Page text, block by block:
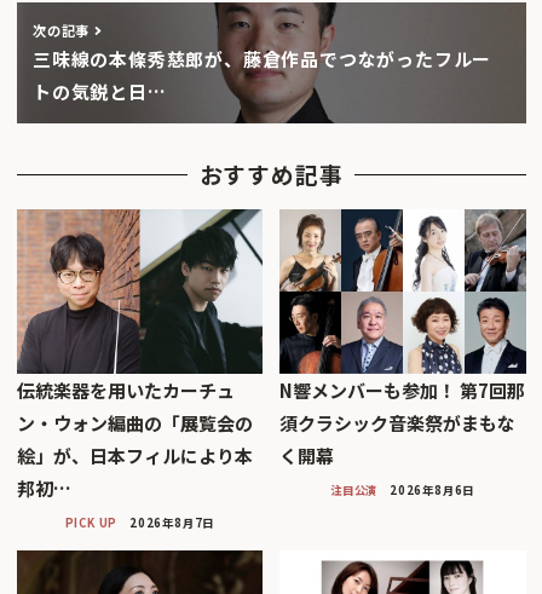
次の記事
三味線の本條秀慈郎が、藤倉作品でつながったフルー
トの気鋭と日…
おすすめ記事
伝統楽器を用いたカーチュ
ン・ウォン編曲の「展覧会の
絵」が、日本フィルにより本
邦初…
PICK UP 2026年8月7日
N響メンバーも参加！ 第7回那
須クラシック音楽祭がまもな
く開幕
注目公演 2026年8月6日